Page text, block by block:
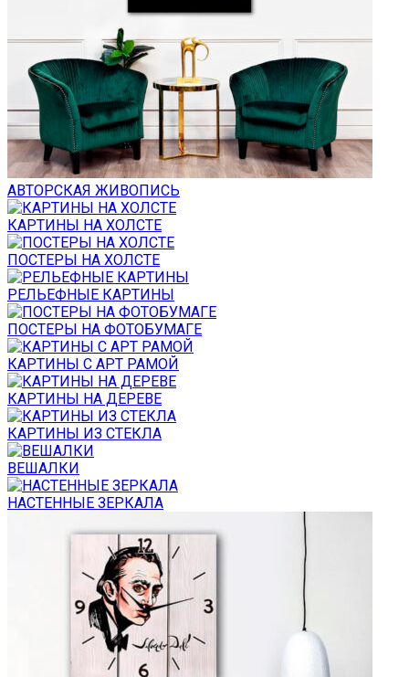
АВТОРСКАЯ ЖИВОПИСЬ
КАРТИНЫ НА ХОЛСТЕ
ПОСТЕРЫ НА ХОЛСТЕ
РЕЛЬЕФНЫЕ КАРТИНЫ
ПОСТЕРЫ НА ФОТОБУМАГЕ
КАРТИНЫ С АРТ РАМОЙ
КАРТИНЫ НА ДЕРЕВЕ
КАРТИНЫ ИЗ СТЕКЛА
ВЕШАЛКИ
НАСТЕННЫЕ ЗЕРКАЛА